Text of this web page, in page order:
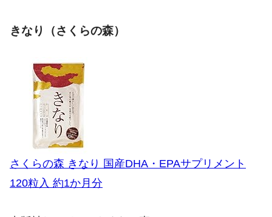
きなり（さくらの森）
さくらの森 きなり 国産DHA・EPAサプリメント
120粒入 約1か月分